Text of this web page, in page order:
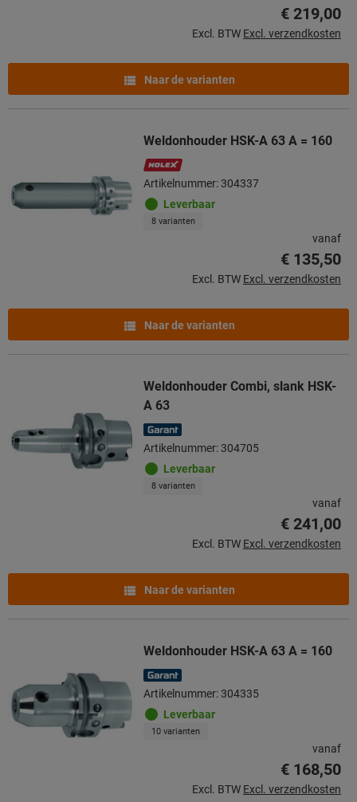
€ 219,00
Excl. BTW Excl. verzendkosten
Naar de varianten
Weldonhouder HSK-A 63 A = 160
Artikelnummer: 304337
Leverbaar
8 varianten
vanaf
€ 135,50
Excl. BTW Excl. verzendkosten
Naar de varianten
Weldonhouder Combi, slank HSK-
A 63
Artikelnummer: 304705
Leverbaar
8 varianten
vanaf
€ 241,00
Excl. BTW Excl. verzendkosten
Naar de varianten
Weldonhouder HSK-A 63 A = 160
Artikelnummer: 304335
Leverbaar
10 varianten
vanaf
€ 168,50
Excl. BTW Excl. verzendkosten